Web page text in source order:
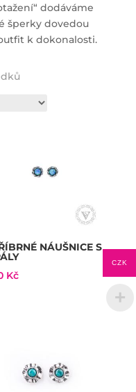
dodáváme
šperky dovedou
k dokonalosti.
NÁUŠNICE S
Kč
CZK